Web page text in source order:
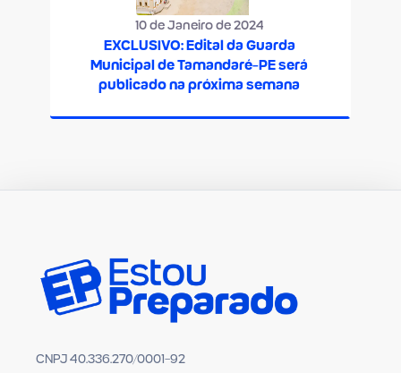
10 de Janeiro de 2024
EXCLUSIVO: Edital da Guarda
Municipal de Tamandaré-PE será
publicado na próxima semana
CNPJ 40.336.270/0001-92